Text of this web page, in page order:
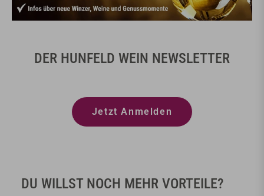
DER HUNFELD WEIN NEWSLETTER
Jetzt Anmelden
DU WILLST NOCH MEHR VORTEILE?